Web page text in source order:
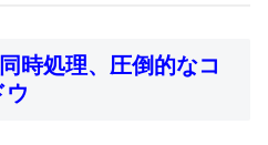
時処理、圧倒的なコ
ウ